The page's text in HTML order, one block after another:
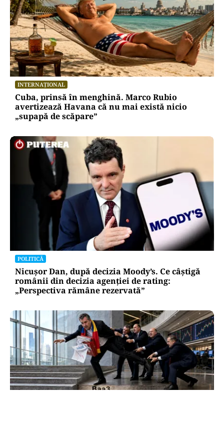
INTERNAȚIONAL
Cuba, prinsă în menghină. Marco Rubio
avertizează Havana că nu mai există nicio
„supapă de scăpare”
POLITICĂ
Nicușor Dan, după decizia Moody’s. Ce câștigă
românii din decizia agenției de rating:
„Perspectiva rămâne rezervată”